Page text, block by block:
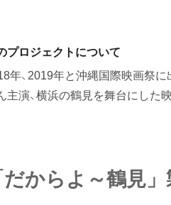
プロジェクトについて
年、2019年と沖縄国際映画祭
主演、横浜の鶴見を舞台にした
だからよ～鶴見